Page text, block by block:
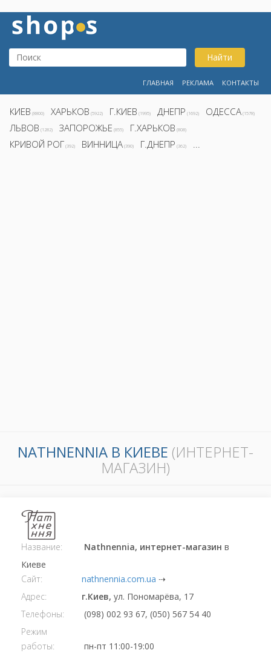
Найти
ГЛАВНАЯ РЕКЛАМА КОНТАКТЫ
КИЕВ (8800) ХАРЬКОВ (5922) Г.КИЕВ (1995) ДНЕПР (1692) ОДЕССА (1578)
ЛЬВОВ (1282) ЗАПОРОЖЬЕ (855) Г.ХАРЬКОВ (808)
КРИВОЙ РОГ (392) ВИННИЦА (390) Г.ДНЕПР (362) ...
NATHNENNIA В КИЕВЕ (ИНТЕРНЕТ-
МАГАЗИН)
Название: Nathnennia, интернет-магазин в
Киеве
Сайт:
nathnennia.com.ua ⇢
Адрес:
г.Киев, ул. Пономарёва, 17
Телефоны:
(098) 002 93 67, (050) 567 54 40
Режим
работы:
пн-пт 11:00-19:00